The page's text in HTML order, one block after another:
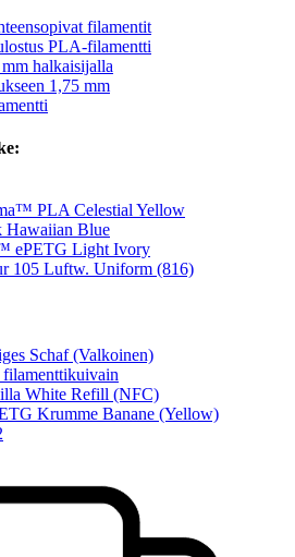
filamentit
PLA-filamentti
halkaisijalla
1,75 mm
PLA Celestial Yellow
Hawaiian Blue
ePETG Light Ivory
105 Luftw. Uniform (816)
Schaf (Valkoinen)
filamenttikuivain
White Refill (NFC)
Krumme Banane (Yellow)